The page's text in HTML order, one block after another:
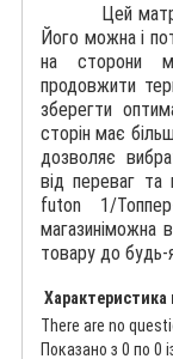
Цей матрац
Його можна і
на сторони
продовжити
зберегти
сторін має
дозволяє
від переваг
futon 1/
магазиніможна
товару до будь-
Характеристика
There are no
Показано з 0 по 0